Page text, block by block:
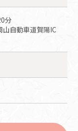
分
自動車道賀陽IC